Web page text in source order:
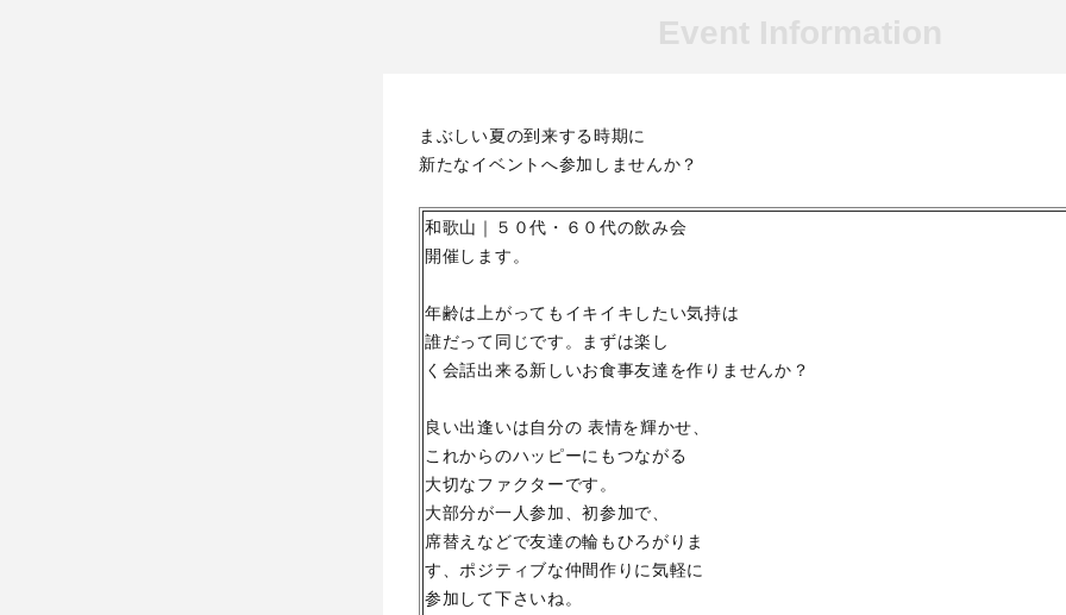
まぶしい夏の到来する時期に
新たなイベントへ参加しませんか？
和歌山｜５０代・６０代の飲み会
開催します。
年齢は上がってもイキイキしたい気持は
誰だって同じです。まずは楽し
く会話出来る新しいお食事友達を作りませんか？
良い出逢いは自分の 表情を輝かせ、
これからのハッピーにもつながる
大切なファクターです。
大部分が一人参加、初参加で、
席替えなどで友達の輪もひろがりま
す、ポジティブな仲間作りに気軽に
参加して下さいね。